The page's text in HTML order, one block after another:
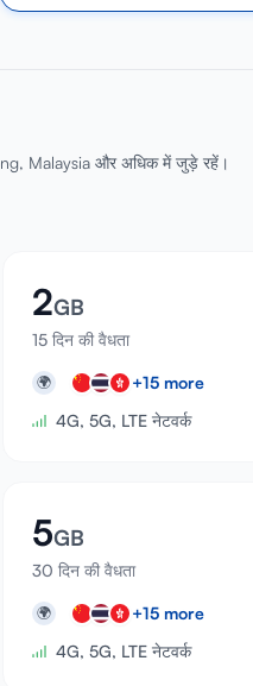
Malaysia और अधिक में जुड़े रहें।
2GB
15 दिन की वैधता
🌍 +15 more
4G, 5G, LTE नेटवर्क
5GB
30 दिन की वैधता
🌍 +15 more
4G, 5G, LTE नेटवर्क